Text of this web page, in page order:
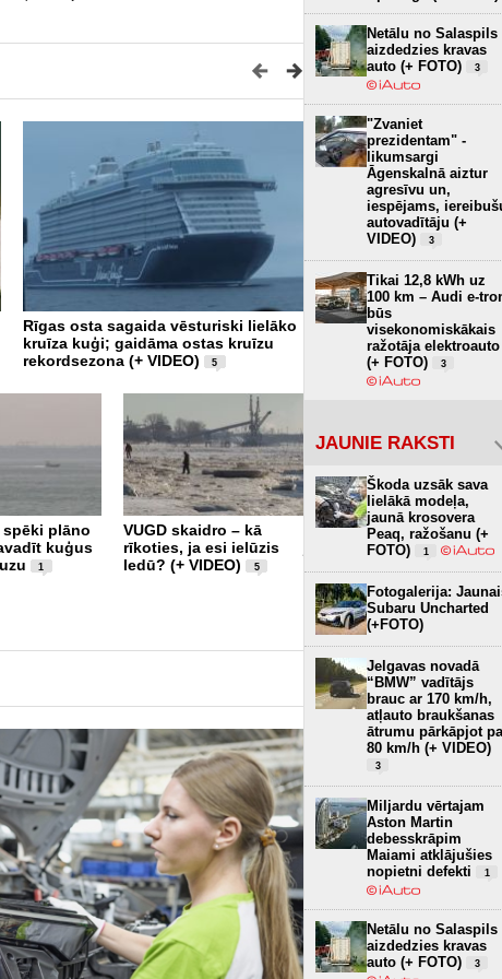
Rīgas osta sagaida vēsturiski lielāko
kruīza kuģi; gaidāma ostas kruīzu
rekordsezona (+ VIDEO)
5
spēki plāno
kuģus
1
VUGD skaidro – kā
rīkoties, ja esi ielūzis
ledū? (+ VIDEO)
5
Plūdus Latvijā šogad
lielākus un ilgākus
4
Pēc desmit dienu darba
jūrā šodien krastā
"Varma" (+ VIDEO)
Netālu no Salaspils
aizdedzies kravas
auto (+ FOTO)
3
"Zvaniet
prezidentam" -
likumsargi
Āgenskalnā aiztur
agresīvu un,
iespējams,
autovadītāju (+
VIDEO)
3
Tikai 12,8 kWh uz
100 km – Audi e-
būs
visekonomiskākais
ražotāja elektroauto
(+ FOTO)
3
JAUNIE RAKSTI
Škoda uzsāk sava
lielākā modeļa,
jaunā krosovera
Peaq, ražošanu (+
FOTO)
1
Fotogalerija:
Subaru Uncharted
(+FOTO)
Jelgavas novadā
“BMW” vadītājs
brauc ar 170 km/h,
atļauto braukšanas
ātrumu pārkāpjot
80 km/h (+ VIDEO)
3
Miljardu vērtajam
Aston Martin
debesskrāpim
Maiami atklājušies
nopietni defekti
1
Netālu no Salaspils
aizdedzies kravas
auto (+ FOTO)
3